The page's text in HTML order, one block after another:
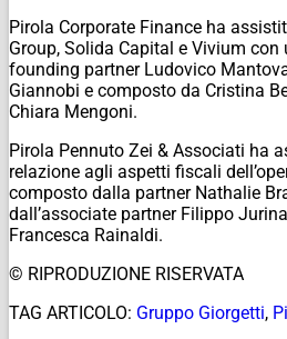
Pirola Corporate Finance ha
Group, Solida Capital e Vivium
founding partner Ludovico
Giannobi e composto da Cristina
Chiara Mengoni.
Pirola Pennuto Zei & Associati ha
relazione agli aspetti fiscali
composto dalla partner Nathalie
dall’associate partner Filippo
Francesca Rainaldi.
© RIPRODUZIONE RISERVATA
TAG ARTICOLO: Gruppo Giorgetti,